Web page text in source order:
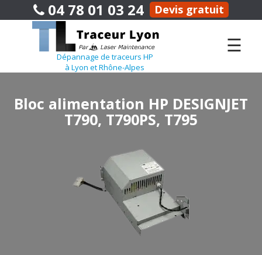
04 78 01 03 24 Devis gratuit
Dépannage de traceurs HP
à Lyon et Rhône-Alpes
☰
Bloc alimentation HP DESIGNJET
T790, T790PS, T795